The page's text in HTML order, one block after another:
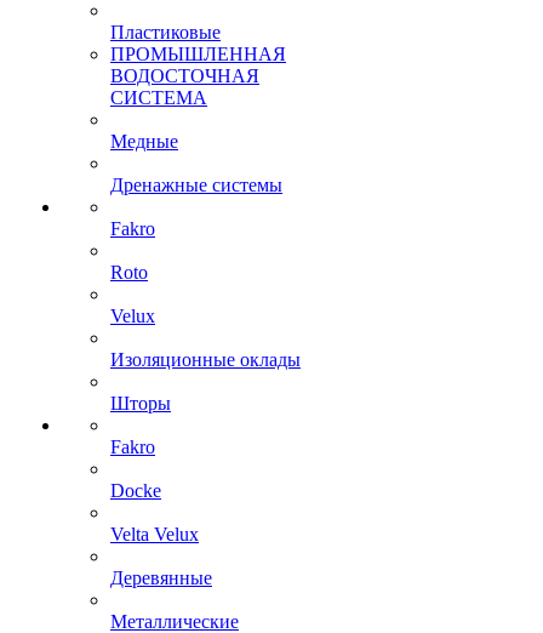
Пластиковые
ПРОМЫШЛЕННАЯ
ВОДОСТОЧНАЯ
СИСТЕМА
Медные
Дренажные системы
Fakro
Roto
Velux
Изоляционные оклады
Шторы
Fakro
Docke
Velta Velux
Деревянные
Металлические